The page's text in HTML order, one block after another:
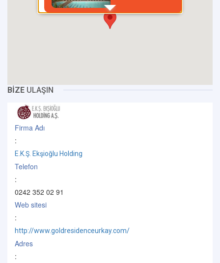
BİZE ULAŞIN
Firma Adı
:
E.K.Ş. Ekşioğlu Holding
Telefon
:
0242 352 02 91
Web sitesi
:
http://www.goldresidenceurkay.com/
Adres
: